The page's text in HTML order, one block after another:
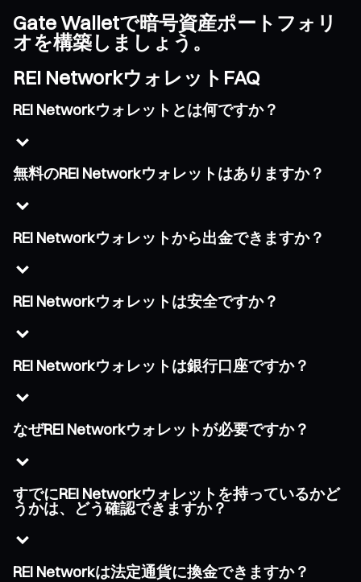
Gate Walletで暗号資産ポートフォリ
オを構築しましょう。
REI NetworkウォレットFAQ
REI Networkウォレットとは何ですか？
無料のREI Networkウォレットはありますか？
REI Networkウォレットから出金できますか？
REI Networkウォレットは安全ですか？
REI Networkウォレットは銀行口座ですか？
なぜREI Networkウォレットが必要ですか？
すでにREI Networkウォレットを持っているかど
うかは、どう確認できますか？
REI Networkは法定通貨に換金できますか？